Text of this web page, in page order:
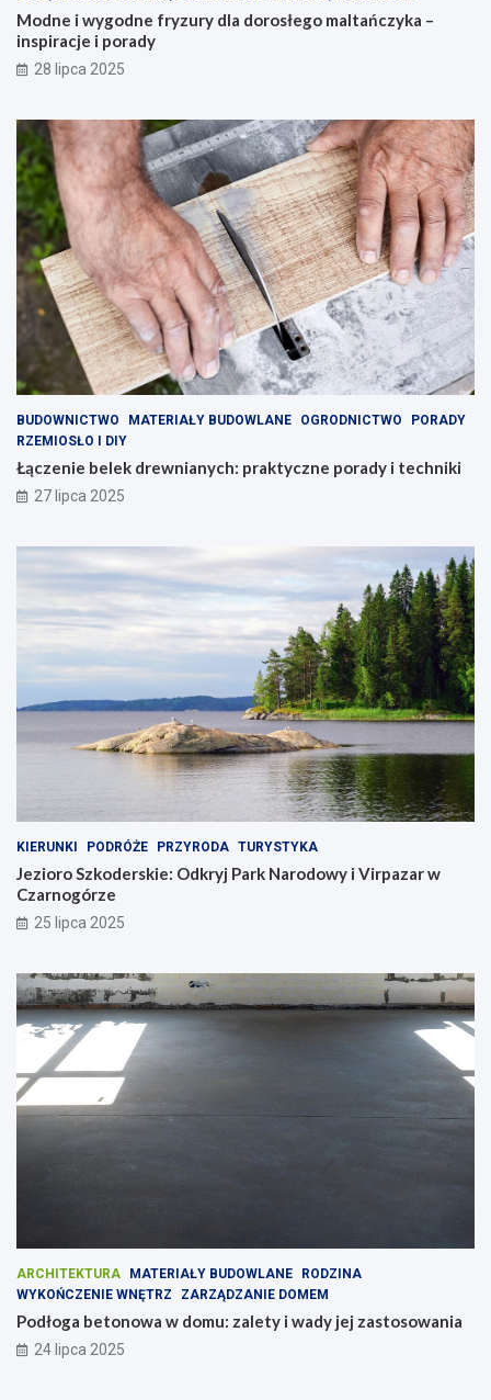
Modne i wygodne fryzury dla dorosłego maltańczyka –
inspiracje i porady
28 lipca 2025
BUDOWNICTWO MATERIAŁY BUDOWLANE OGRODNICTWO
PORADY
RZEMIOSŁO I DIY
Łączenie belek drewnianych: praktyczne porady i techniki
27 lipca 2025
KIERUNKI PODRÓŻE PRZYRODA TURYSTYKA
Jezioro Szkoderskie: Odkryj Park Narodowy i Virpazar w
Czarnogórze
25 lipca 2025
ARCHITEKTURA MATERIAŁY BUDOWLANE
RODZINA
WYKOŃCZENIE WNĘTRZ
ZARZĄDZANIE DOMEM
Podłoga betonowa w domu: zalety i wady jej zastosowania
24 lipca 2025